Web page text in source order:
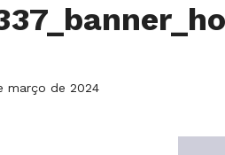
março de 2024